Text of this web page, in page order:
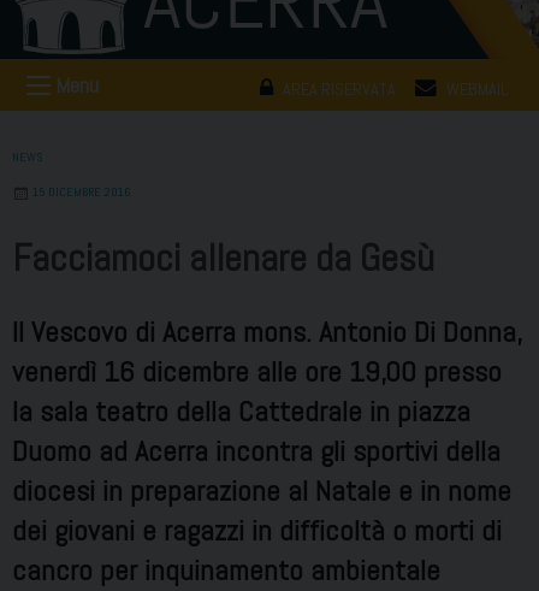
AREA RISERVATA WEBMAIL
Menu
NEWS
15 DICEMBRE 2016
Facciamoci allenare da Gesù
Il Vescovo di Acerra mons. Antonio Di Donna,
venerdì 16 dicembre alle ore 19,00 presso
la sala teatro della Cattedrale in piazza
Duomo ad Acerra incontra gli sportivi della
diocesi in preparazione al Natale e in nome
dei giovani e ragazzi in difficoltà o morti di
cancro per inquinamento ambientale